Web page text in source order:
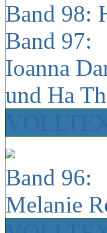
Band 98:
Band 97:
Ioanna
und Ha
Band 96:
Melanie